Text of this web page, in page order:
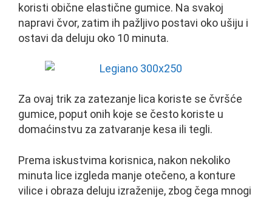
koristi obične elastične gumice. Na svakoj
napravi čvor, zatim ih pažljivo postavi oko ušiju i
ostavi da deluju oko 10 minuta.
Za ovaj trik za zatezanje lica koriste se čvršće
gumice, poput onih koje se često koriste u
domaćinstvu za zatvaranje kesa ili tegli.
Prema iskustvima korisnica, nakon nekoliko
minuta lice izgleda manje otečeno, a konture
vilice i obraza deluju izraženije, zbog čega mnogi